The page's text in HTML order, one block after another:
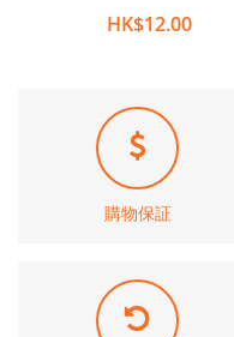
HK$12.00
購物保証